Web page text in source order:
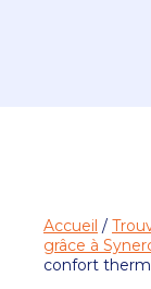
Accueil /
grâce à
confort